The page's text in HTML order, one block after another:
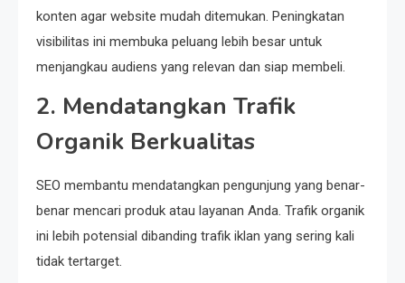
konten agar website mudah ditemukan. Peningkatan
visibilitas ini membuka peluang lebih besar untuk
menjangkau audiens yang relevan dan siap membeli.
2. Mendatangkan Trafik
Organik Berkualitas
SEO membantu mendatangkan pengunjung yang benar-
benar mencari produk atau layanan Anda. Trafik organik
ini lebih potensial dibanding trafik iklan yang sering kali
tidak tertarget.